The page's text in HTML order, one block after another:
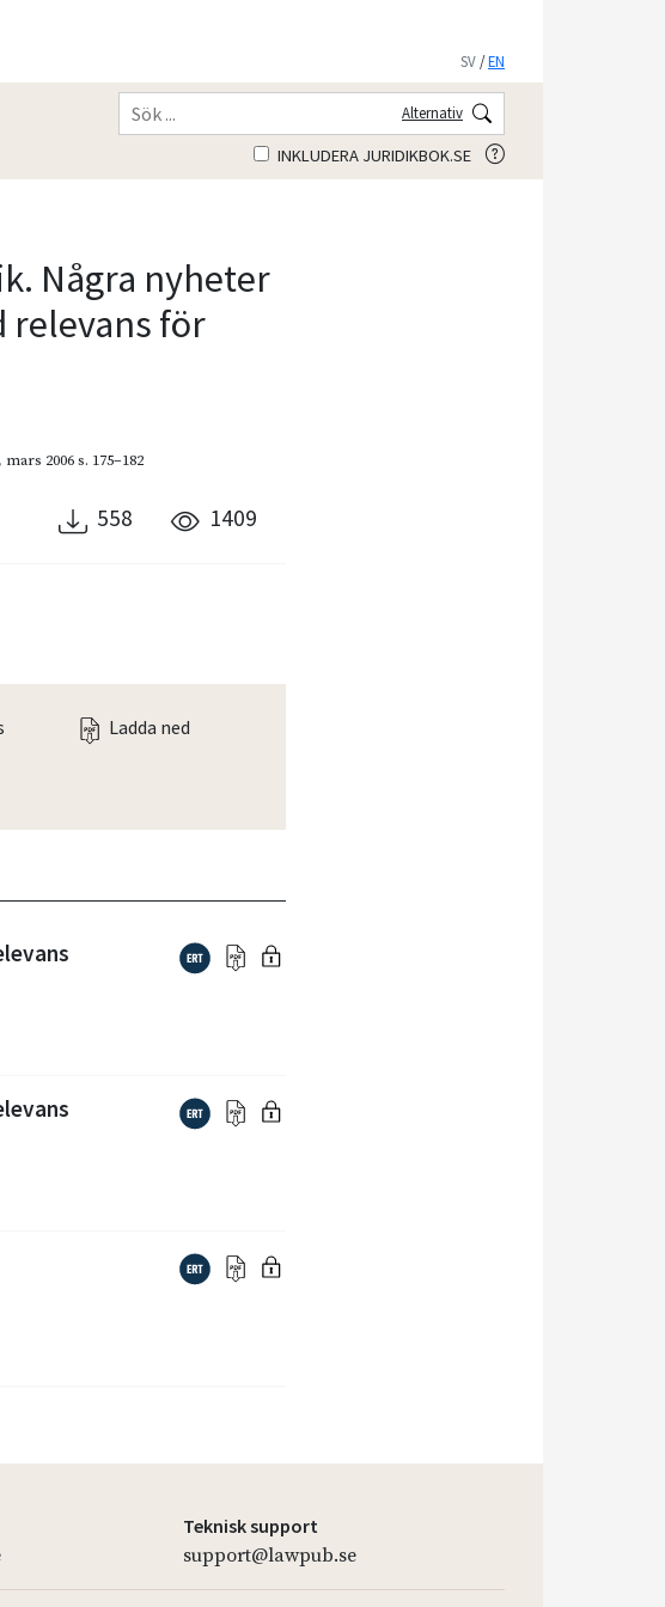
SV /EN
Alternativ
INKLUDERA JURIDIKBOK.SE
Några nyheter
relevans för
, mars 2006s. 175–182
558 1409
Ladda ned
Teknisk support
support@lawpub.se